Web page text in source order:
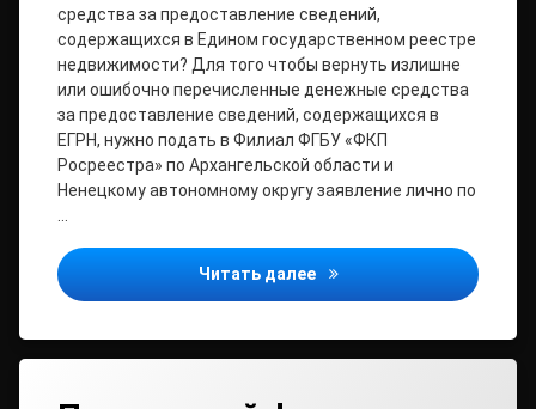
средства за предоставление сведений,
содержащихся в Едином государственном реестре
недвижимости? Для того чтобы вернуть излишне
или ошибочно перечисленные денежные средства
за предоставление сведений, содержащихся в
ЕГРН, нужно подать в Филиал ФГБУ «ФКП
Росреестра» по Архангельской области и
Ненецкому автономному округу заявление лично по
Читать далее Часто задаваемые